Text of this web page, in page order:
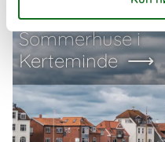
Andre artikler
Sommerhuse i
Kerteminde